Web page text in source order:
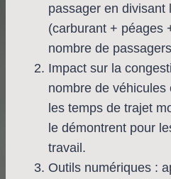
passager en divisant
(carburant + péages
nombre de
Impact sur la
nombre de
les temps de trajet
le démontrent pour
travail.
Outils numériques :